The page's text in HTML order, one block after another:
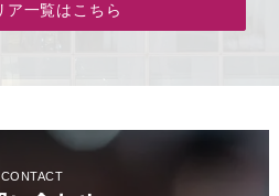
ア一覧はこちら
CONTACT